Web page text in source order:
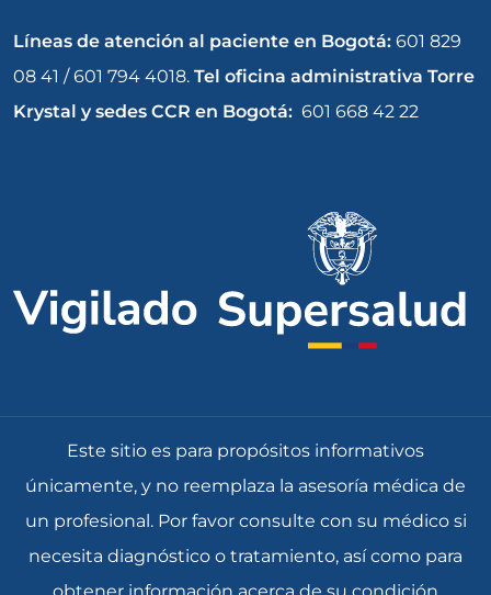
Líneas de atención al paciente en Bogotá: 601 829
08 41 / 601 794 4018. Tel oficina administrativa Torre
Krystal y sedes CCR en Bogotá: 601 668 42 22
Este sitio es para propósitos informativos
únicamente, y no reemplaza la asesoría médica de
un profesional. Por favor consulte con su médico si
necesita diagnóstico o tratamiento, así como para
obtener información acerca de su condición